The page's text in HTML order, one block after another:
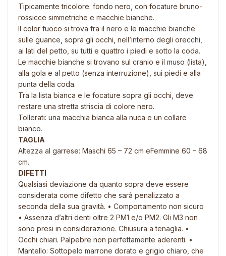
Tipicamente tricolore: fondo nero, con focature bruno-
rossicce simmetriche e macchie bianche.
Il color fuoco si trova fra il nero e le macchie bianche
sulle guance, sopra gli occhi, nell’interno degli orecchi,
ai lati del petto, su tutti e quattro i piedi e sotto la coda.
Le macchie bianche si trovano sul cranio e il muso (lista),
alla gola e al petto (senza interruzione), sui piedi e alla
punta della coda.
Tra la lista bianca e le focature sopra gli occhi, deve
restare una stretta striscia di colore nero.
Tollerati: una macchia bianca alla nuca e un collare
bianco.
TAGLIA
Altezza al garrese: Maschi 65 – 72 cm eFemmine 60 – 68
cm.
DIFETTI
Qualsiasi deviazione da quanto sopra deve essere
considerata come difetto che sarà penalizzato a
seconda della sua gravità. • Comportamento non sicuro
• Assenza d’altri denti oltre 2 PM1 e/o PM2. Gli M3 non
sono presi in considerazione. Chiusura a tenaglia. •
Occhi chiari. Palpebre non perfettamente aderenti. •
Mantello: Sottopelo marrone dorato e grigio chiaro, che